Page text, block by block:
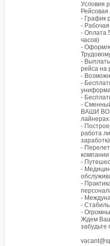
Условия
- График
-
- Оплата
часов)
-
-
рейса на
-
-
-
-
ВАШИ
лайнерах:
-
работа
-
компании
-
-
-
-
-
-
Ждем
забудьте